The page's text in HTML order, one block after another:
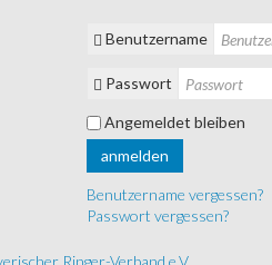
Benutzername
Passwort
Angemeldet bleiben
anmelden
Benutzername vergessen?
Passwort vergessen?